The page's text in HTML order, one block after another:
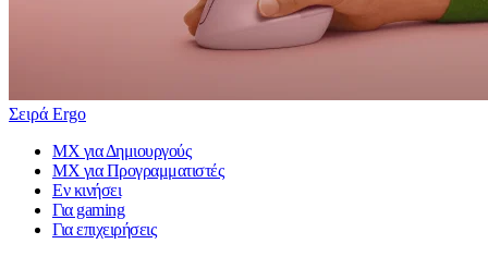
Σειρά Ergo
MX για Δημιουργούς
MX για Προγραμματιστές
Εν κινήσει
Για gaming
Για επιχειρήσεις